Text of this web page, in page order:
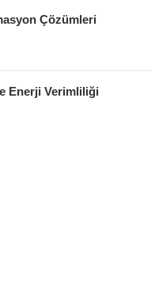
Çözümleri
Enerji Verimliliği